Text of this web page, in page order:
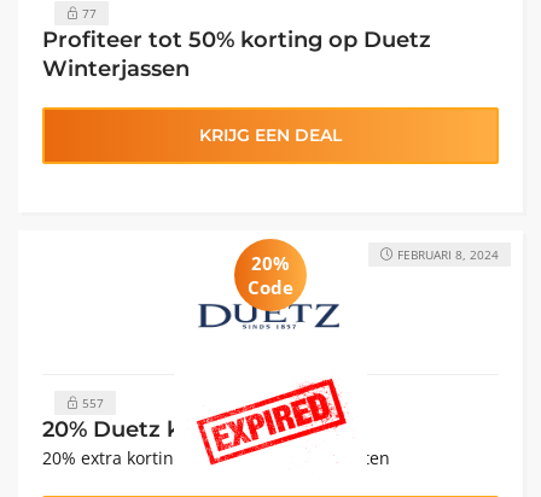
77
Profiteer tot 50% korting op Duetz
Winterjassen
KRIJG EEN DEAL
20%
Code
557
20% Duetz kortingscode
20% extra korting op 3 gekochte producten
FEBRUARI 8, 2024